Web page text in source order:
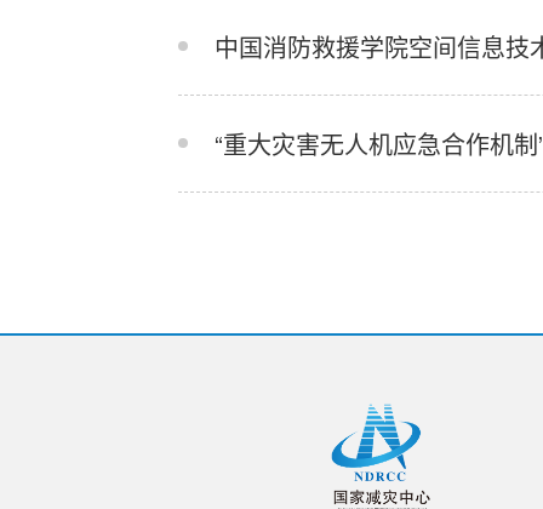
中国消防救援学院空间信息
“重大灾害无人机应急合作机